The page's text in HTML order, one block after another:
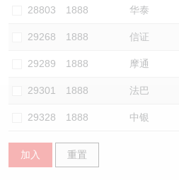
28803 1888 华泰
29268 1888 信证
29289 1888 摩通
29301 1888 法巴
29328 1888 中银
加入 重置
认股证/牛熊证日志
认股证文件及公告
牛熊证到期结算价查找
牛熊证分析仪
牛熊证文件及公告
中资ETFs溢价比较
AH 股价对照
ADR